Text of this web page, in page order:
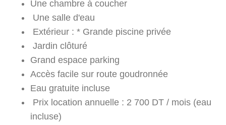
Une chambre à coucher
Une salle d'eau
Extérieur : * Grande piscine privée
Jardin clôturé
Grand espace parking
Accès facile sur route goudronnée
Eau gratuite incluse
Prix location annuelle : 2 700 DT / mois (eau
incluse)